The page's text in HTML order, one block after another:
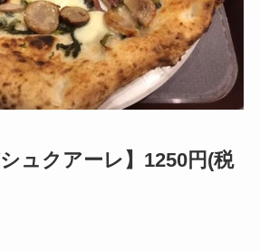
ュクアーレ】1250円(税